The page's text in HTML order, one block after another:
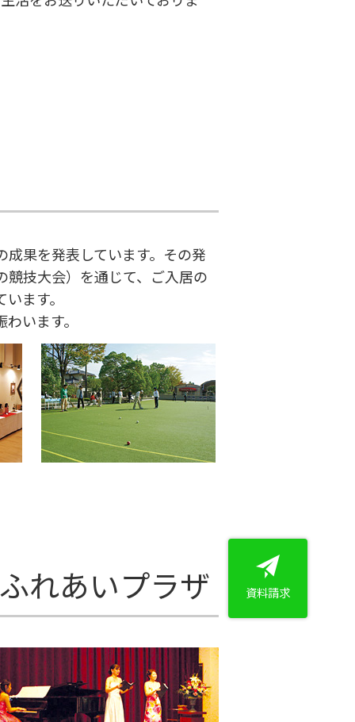
果を発表しています。その発
技大会）を通じて、ご入居の
ます。
います。
れあいプラザ 資料請求